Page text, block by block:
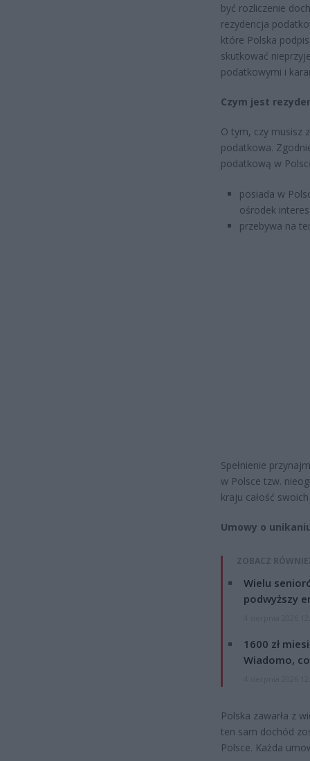
być rozliczenie
rezydencja
które Polska
skutkować
podatkowymi i
Czym jest
O tym, czy musisz
podatkowa.
podatkową w
posiada w
ośrodek
przebywa na
Spełnienie
w Polsce tzw.
kraju całość
Umowy o
ZOBACZ
Wielu
podwyższy
1600 zł
Wiadomo,
Polska zawarła z
ten sam dochód
Polsce. Każda